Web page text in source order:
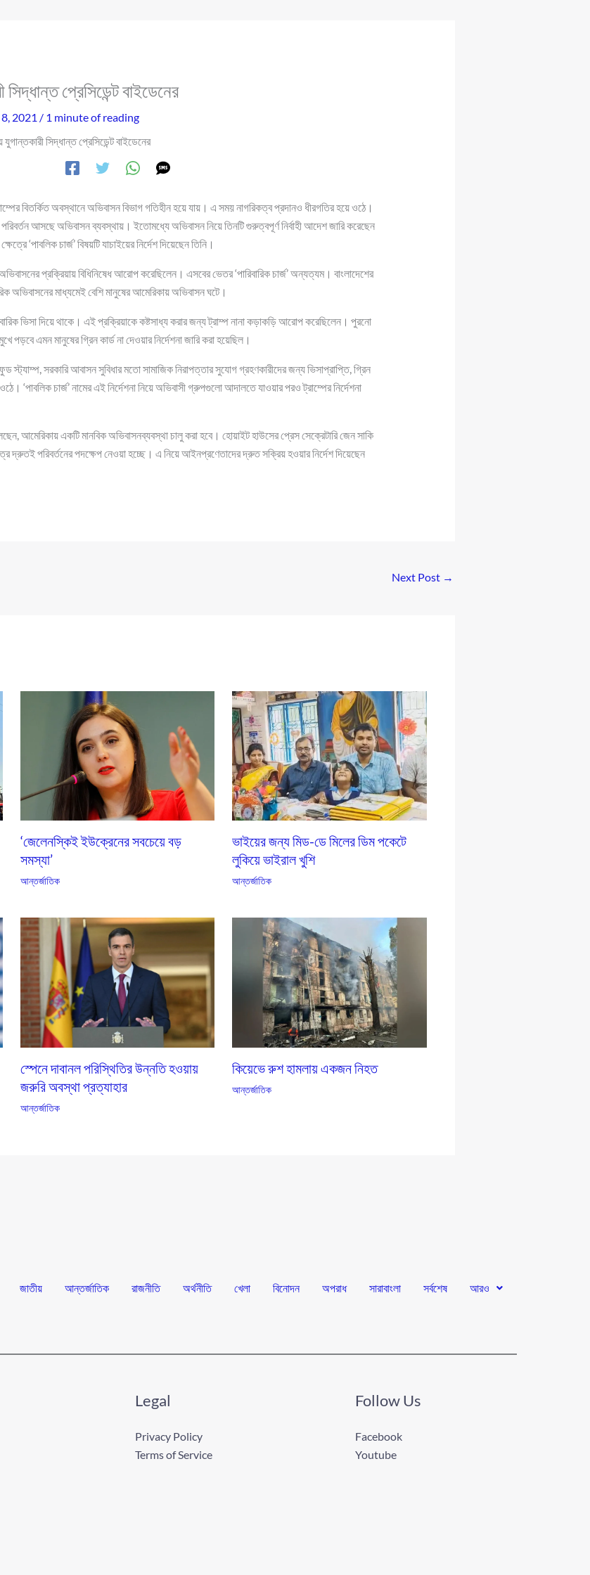
প্রেসিডেন্ট বাইডেনের
2021 / 1 minute of reading
যুগান্তকারী সিদ্ধান্ত প্রেসিডেন্ট বাইডেনের
বিতর্কিত অবস্থানে অভিবাসন বিভাগ গতিহীন হয়ে যায়। এ সময় নাগরিকত্ব প্রদানও ধীরগতির হয়ে ওঠে।
আসছে অভিবাসন ব্যবস্থায়। ইতোমধ্যে অভিবাসন নিয়ে তিনটি গুরুত্বপূর্ণ নির্বাহী আদেশ জারি করেছেন
‘পাবলিক চার্জ’ বিষয়টি যাচাইয়ের নির্দেশ দিয়েছেন তিনি।
অভিবাসনের প্রক্রিয়ায় বিধিনিষেধ আরোপ করেছিলেন। এসবের ভেতর ‘পারিবারিক চার্জ’ অন্যত্যম। বাংলাদেশের
অভিবাসনের মাধ্যমেই বেশি মানুষের আমেরিকায় অভিবাসন ঘটে।
ভিসা দিয়ে থাকে। এই প্রক্রিয়াকে কষ্টসাধ্য করার জন্য ট্রাম্প নানা কড়াকড়ি আরোপ করেছিলেন। পুরনো
পড়বে এমন মানুষের গ্রিন কার্ড না দেওয়ার নির্দেশনা জারি করা হয়েছিল।
ফুড স্ট্যাম্প, সরকারি আবাসন সুবিধার মতো সামাজিক নিরাপত্তার সুযোগ গ্রহণকারীদের জন্য ভিসাপ্রাপ্তি, গ্রিন
‘পাবলিক চার্জ’ নামের এই নির্দেশনা নিয়ে অভিবাসী গ্রুপগুলো আদালতে যাওয়ার পরও ট্রাম্পের নির্দেশনা
আমেরিকায় একটি মানবিক অভিবাসনব্যবস্থা চালু করা হবে। হোয়াইট হাউসের প্রেস সেক্রেটারি জেন সাকি
দ্রুতই পরিবর্তনের পদক্ষেপ নেওয়া হচ্ছে। এ নিয়ে আইনপ্রণেতাদের দ্রুত সক্রিয় হওয়ার নির্দেশ দিয়েছেন
Next Post →
‘জেলেনস্কিই ইউক্রেনের সবচেয়ে বড়
সমস্যা’
আন্তর্জাতিক
ভাইয়ের জন্য মিড-ডে মিলের ডিম পকেটে
লুকিয়ে ভাইরাল খুশি
আন্তর্জাতিক
স্পেনে দাবানল পরিস্থিতির উন্নতি হওয়ায়
জরুরি অবস্থা প্রত্যাহার
আন্তর্জাতিক
কিয়েভে রুশ হামলায় একজন নিহত
আন্তর্জাতিক
জাতীয় আন্তর্জাতিক রাজনীতি অর্থনীতি খেলা বিনোদন অপরাধ সারাবাংলা সর্বশেষ আরও
Legal
Privacy Policy
Terms of Service
Follow Us
Facebook
Youtube